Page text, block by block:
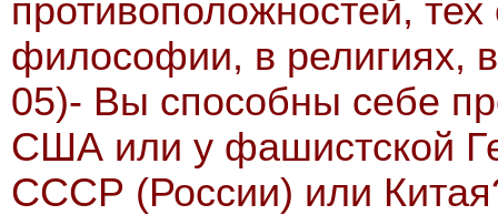
противоположностей,
философии, в религиях,
05)- Вы способны себе
США или у фашистской
СССР (России) или